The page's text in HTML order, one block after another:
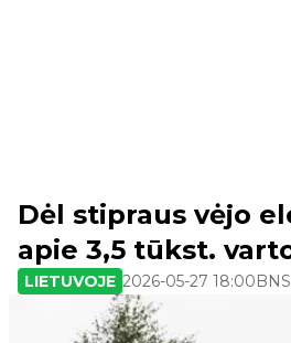
Dėl stipraus vėjo
apie 3,5 tūkst.
LIETUVOJE 2026-05-27 18:00BNS